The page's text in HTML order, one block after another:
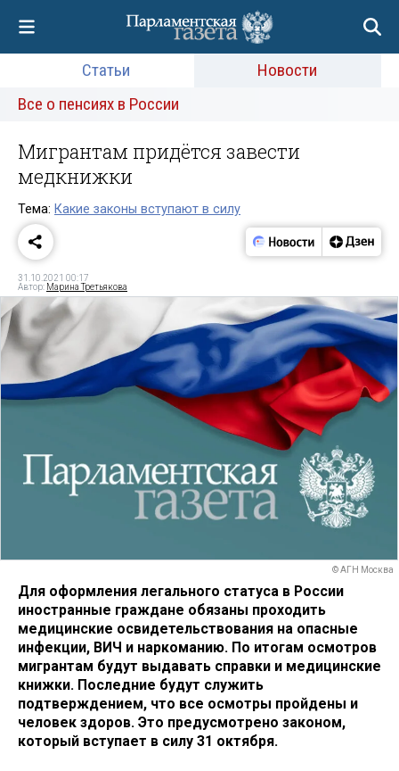
Статьи
Новости
Все о пенсиях в России
Мигрантам придётся завести
медкнижки
Тема: Какие законы вступают в силу
31.10.2021 00:17
Автор: Марина Третьякова
© АГН Москва
Для оформления легального статуса в России
иностранные граждане обязаны проходить
медицинские освидетельствования на опасные
инфекции, ВИЧ и наркоманию. По итогам осмотров
мигрантам будут выдавать справки и медицинские
книжки. Последние будут служить
подтверждением, что все осмотры пройдены и
человек здоров. Это предусмотрено законом,
который вступает в силу 31 октября.